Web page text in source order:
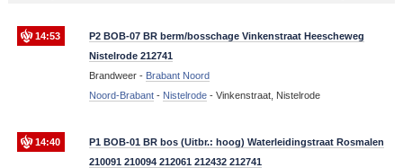
14:53
P2 BOB-07 BR berm/bosschage Vinkenstraat Heescheweg
Nistelrode 212741
Brandweer - Brabant Noord
Noord-Brabant- Nistelrode- Vinkenstraat, Nistelrode
14:40
P1 BOB-01 BR bos (Uitbr.: hoog) Waterleidingstraat Rosmalen
210091 210094 212061 212432 212741